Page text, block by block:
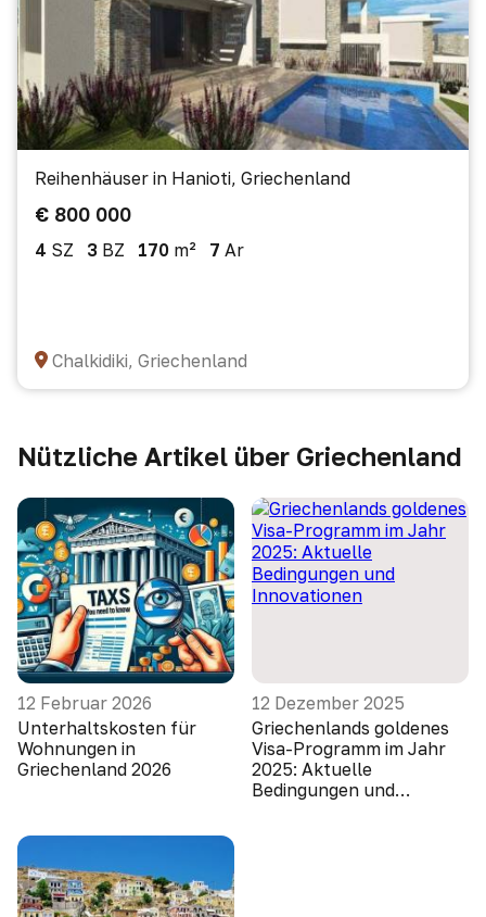
Reihenhäuser in Hanioti, Griechenland
€ 800 000
4 SZ 3 BZ 170 m² 7 Ar
Chalkidiki, Griechenland
Nützliche Artikel über Griechenland
12 Februar 2026
Unterhaltskosten für
Wohnungen in
Griechenland 2026
12 Dezember 2025
Griechenlands goldenes
Visa-Programm im Jahr
2025: Aktuelle
Bedingungen und